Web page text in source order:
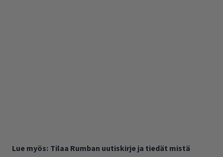
Lue myös: Tilaa Rumban uutiskirje ja tiedät mistä